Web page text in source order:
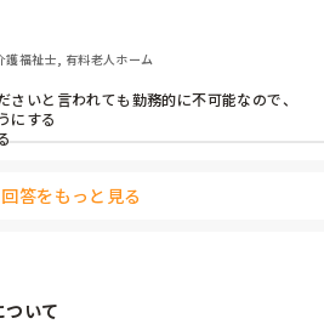
護福祉士, 有料老人ホーム
さいと言われても勤務的に不可能なので、
にする
回答をもっと見る
ついて